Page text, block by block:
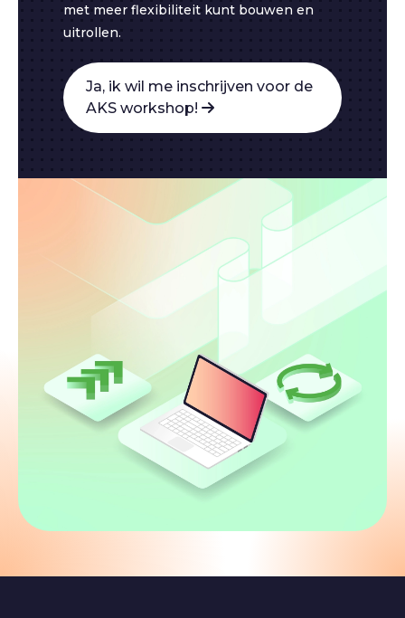
met meer flexibiliteit kunt bouwen en
uitrollen.
Ja, ik wil me inschrijven voor de
AKS workshop!